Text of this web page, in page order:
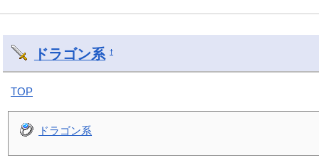
ドラゴン系 †
TOP
ドラゴン系